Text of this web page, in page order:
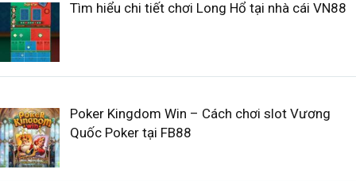
Tìm hiểu chi tiết chơi Long Hổ tại nhà cái VN88
Poker Kingdom Win – Cách chơi slot Vương
Quốc Poker tại FB88